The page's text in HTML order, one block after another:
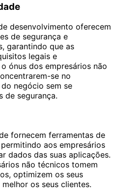
desenvolvimento oferecem
de segurança e
garantindo que as
legais e
ónus dos empresários não
se no
negócio sem se
de segurança.
fornecem ferramentas de
aos empresários
dados das suas aplicações.
não técnicos tomem
optimizem os seus
os seus clientes.